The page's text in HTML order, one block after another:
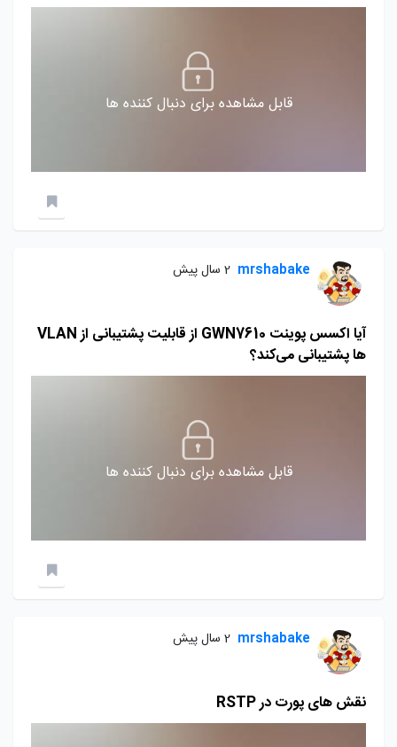
قابل مشاهده برای دنبال کننده ها
mrshabake 2 سال پیش
آیا اکسس پوینت GWN7610 از قابلیت پشتیبانی از VLAN
ها پشتیبانی می‌کند؟
قابل مشاهده برای دنبال کننده ها
mrshabake 2 سال پیش
نقش های پورت در RSTP